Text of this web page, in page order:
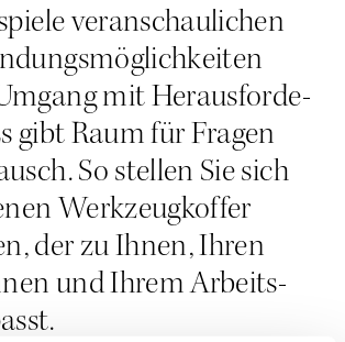
ver­an­schau­li­chen
mit Her­aus­for­de­
gibt Raum für Fra­gen
So stel­len Sie sich
Werk­zeug­kof­fer
der zu Ihnen, Ihren
und Ihrem Arbeits­